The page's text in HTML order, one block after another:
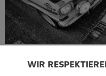
WIR
FOR THE LOVE OF